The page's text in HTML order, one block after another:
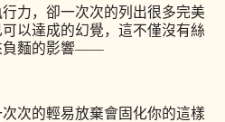
力，卻一次次的列出很多完美
以達成的幻覺，這不僅沒有絲
負麵的影響——
次的輕易放棄會固化你的這樣